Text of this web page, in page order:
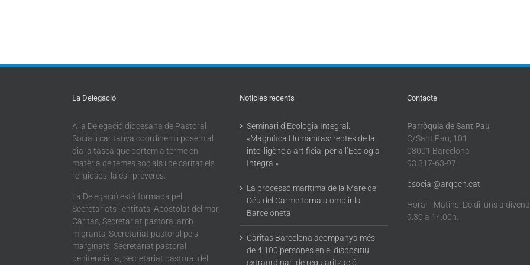
La Delegació
A la Delegació diocesana de Pastoral
Social i caritativa coordinem i posem al
dia la tasca que portem a terme en
matèria de temes socials i de caritat els
religiosos, laics i preveres.
La Delegació està formada pel
Secretariats i entitats: Apostolat del mar,
Càritas, Secretariat pastoral amb
migrants, Secretariat pastoral pels
marginats, Secretariat pastoral
penitenciària, Secretariat pastoral del
Noticies recents
Seminari d’Ecologia Integral:
«Magnifica Humanitas: reptes de la
intel·ligència artificial per a l’Ecologia
Integral»
La processó marítima de la Mare de
Déu del Carme torna a omplir la
Barceloneta
Càritas Barcelona acompanya més
de 4.100 persones en el dispositiu
extraordinari de regularització
Contacte
Parròquia de Sant Pau
C/Sant Pau, 101
08001 Barcelona
93 317-63-97
psocial@arqbcn.cat
Horari: Matins: De dilluns a
9.30 a 14.00h.